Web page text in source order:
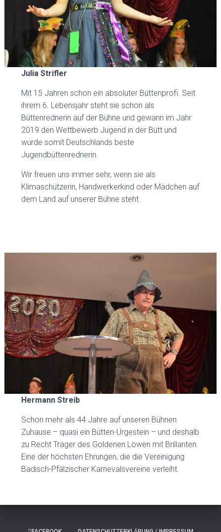
Julia Strifler
Mit 15 Jahren schon ein absoluter Büttenprofi. Seit
ihrem 6. Lebensjahr steht sie schon als
Büttenrednerin auf der Bühne und gewann im Jahr
2019 den Wettbewerb Jugend in der Bütt und
wurde somit Deutschlands beste
Jugendbüttenrednerin.
Wir freuen uns immer sehr, wenn sie als
Klimaschützerin, Handwerkerkind oder Mädchen auf
dem Land auf unserer Bühne steht.
Hermann Streib
Schon mehr als 44 Jahre auf unseren Bühnen
Zuhause – quasi ein Bütten-Urgestein – und deshalb
zu Recht Träger des Goldenen Löwen mit Brillanten.
Eine der höchsten Ehrungen, die die Vereinigung
Badisch-Pfälzischer Karnevalsvereine verleiht.